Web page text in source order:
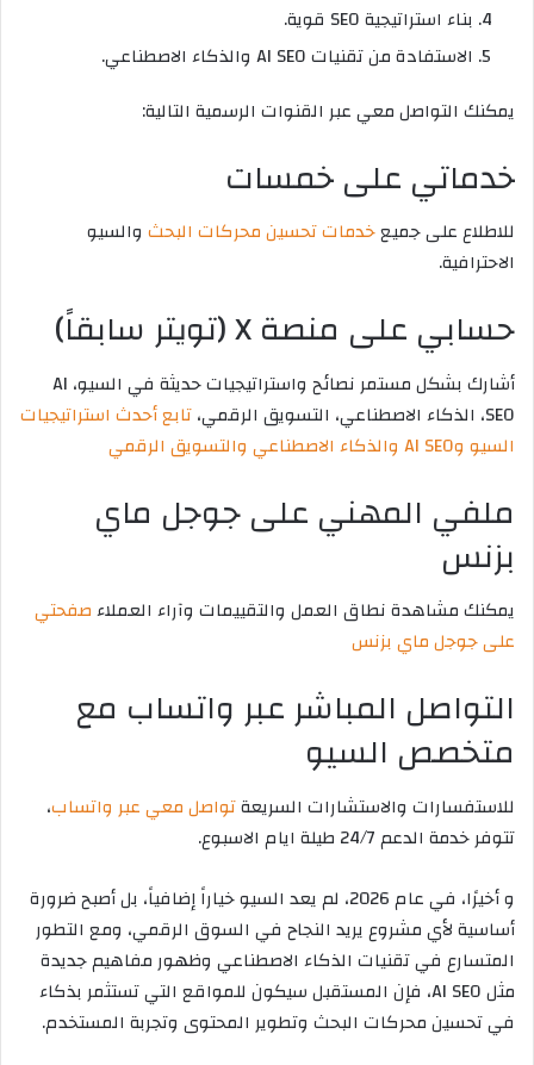
بناء استراتيجية SEO قوية.
الاستفادة من تقنيات AI SEO والذكاء الاصطناعي.
يمكنك التواصل معي عبر القنوات الرسمية التالية:
خدماتي على خمسات
للاطلاع على جميعخدمات تحسين محركات البحث والسيو
الاحترافية.
حسابي على منصة X (تويتر سابقاً)
أشارك بشكل مستمر نصائح واستراتيجيات حديثة في السيو، AI
SEO، الذكاء الاصطناعي، التسويق الرقمي،
تابع أحدث استراتيجيات
السيو وAI SEO والذكاء الاصطناعي والتسويق الرقمي
ملفي المهني على جوجل ماي
بزنس
يمكنك مشاهدة نطاق العمل والتقييمات وآراء العملاءصفحتي
على جوجل ماي بزنس
التواصل المباشر عبر واتساب مع
متخصص السيو
للاستفسارات والاستشارات السريعةتواصل معي عبر واتساب،
تتوفر خدمة الدعم 24/7 طيلة ايام الاسبوع.
و أخيرًا، في عام 2026، لم يعد السيو خياراً إضافياً، بل أصبح ضرورة
أساسية لأي مشروع يريد النجاح في السوق الرقمي، ومع التطور
المتسارع في تقنيات الذكاء الاصطناعي وظهور مفاهيم جديدة
مثل AI SEO، فإن المستقبل سيكون للمواقع التي تستثمر بذكاء
في تحسين محركات البحث وتطوير المحتوى وتجربة المستخدم.